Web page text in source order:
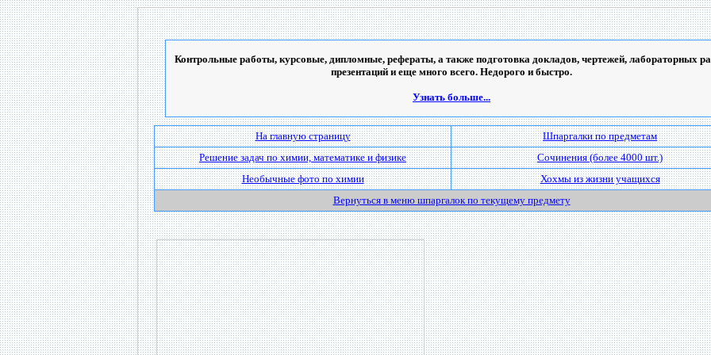
Контрольные работы, курсовые, дипломные, рефераты, а также подготовка докладов, чертежей, лабораторных
презентаций и еще много всего. Недорого и быстро.
Узнать больше...
На главную страницу
Шпаргалки по предметам
Решение задач по химии, математике и физике
Сочинения (более 4000 шт.)
Необычные фото по химии
Хохмы из жизни учащихся
Вернуться в меню шпаргалок по текущему предмету